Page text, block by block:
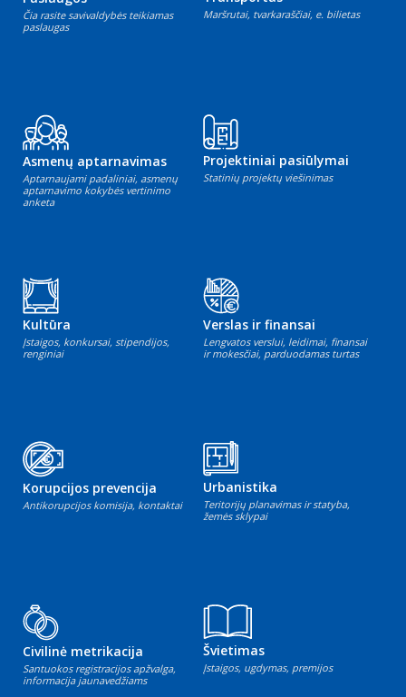
Čia rasite savivaldybės teikiamas
paslaugas
Maršrutai, tvarkaraščiai, e. bilietas
Asmenų aptarnavimas
Aptarnaujami padaliniai, asmenų
aptarnavimo kokybės vertinimo
anketa
Projektiniai pasiūlymai
Statinių projektų viešinimas
Kultūra
Įstaigos, konkursai, stipendijos,
renginiai
Verslas ir finansai
Lengvatos verslui, leidimai, finansai
ir mokesčiai, parduodamas turtas
Korupcijos prevencija
Antikorupcijos komisija, kontaktai
Urbanistika
Teritorijų planavimas ir statyba,
žemės sklypai
Civilinė metrikacija
Santuokos registracijos apžvalga,
informacija jaunavedžiams
Švietimas
Įstaigos, ugdymas, premijos